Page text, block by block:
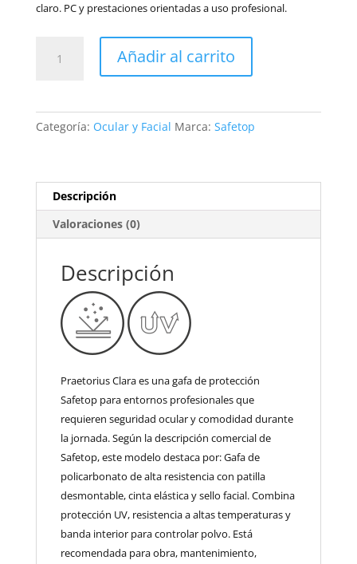
claro. PC y prestaciones orientadas a uso profesional.
PRAETORIUS
Añadir al carrito
Categoría: Ocular y Facial Marca: Safetop
Descripción
Valoraciones (0)
Descripción
Praetorius Clara es una gafa de protección
Safetop para entornos profesionales que
requieren seguridad ocular y comodidad durante
la jornada. Según la descripción comercial de
Safetop, este modelo destaca por: Gafa de
policarbonato de alta resistencia con patilla
desmontable, cinta elástica y sello facial. Combina
protección UV, resistencia a altas temperaturas y
banda interior para controlar polvo. Está
recomendada para obra, mantenimiento,